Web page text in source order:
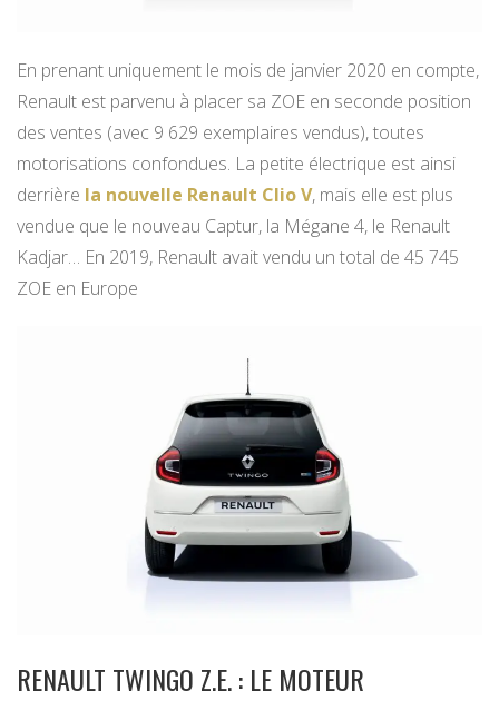
En prenant uniquement le mois de janvier 2020 en compte,
Renault est parvenu à placer sa ZOE en seconde position
des ventes (avec 9 629 exemplaires vendus), toutes
motorisations confondues. La petite électrique est ainsi
derrière la nouvelle Renault Clio V, mais elle est plus
vendue que le nouveau Captur, la Mégane 4, le Renault
Kadjar… En 2019, Renault avait vendu un total de 45 745
ZOE en Europe
RENAULT TWINGO Z.E. : LE MOTEUR